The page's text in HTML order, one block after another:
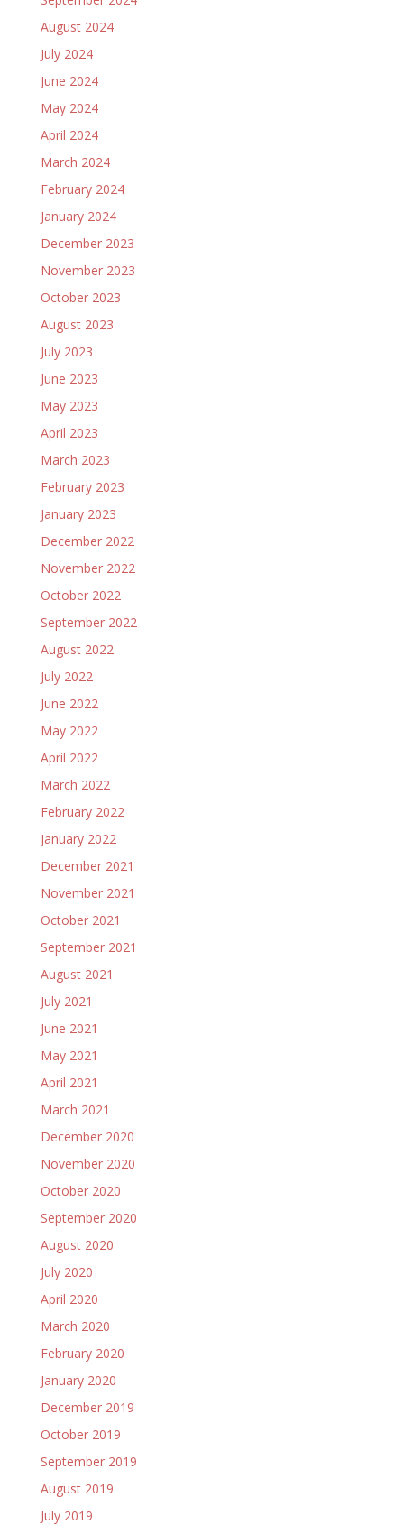
August 2024
July 2024
June 2024
May 2024
April 2024
March 2024
February 2024
January 2024
December 2023
November 2023
October 2023
August 2023
July 2023
June 2023
May 2023
April 2023
March 2023
February 2023
January 2023
December 2022
November 2022
October 2022
September 2022
August 2022
July 2022
June 2022
May 2022
April 2022
March 2022
February 2022
January 2022
December 2021
November 2021
October 2021
September 2021
August 2021
July 2021
June 2021
May 2021
April 2021
March 2021
December 2020
November 2020
October 2020
September 2020
August 2020
July 2020
April 2020
March 2020
February 2020
January 2020
December 2019
October 2019
September 2019
August 2019
July 2019